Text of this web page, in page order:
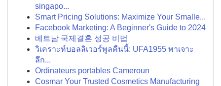
singapo...
Smart Pricing Solutions: Maximize Your Smalle...
Facebook Marketing: A Beginner's Guide to 2024
베트남 국제결혼 성공 비법
วิเคราะห์บอลลิเวอร์พูลคืนนี้: UFA1955 พาเจาะ
ลึก...
Ordinateurs portables Cameroun
Cosmar Your Trusted Cosmetics Manufacturing